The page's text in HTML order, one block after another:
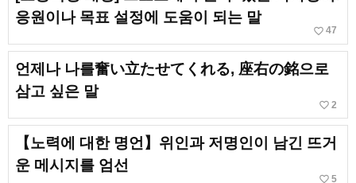
응원이나 목표 설정에 도움이 되는 말
favorite_border 47
언제나 나를奮い立たせてくれる, 座右の銘으로
삼고 싶은 말
favorite_border 2
【노력에 대한 명언】위인과 저명인이 남긴 뜨거
운 메시지를 엄선
favorite_border 5